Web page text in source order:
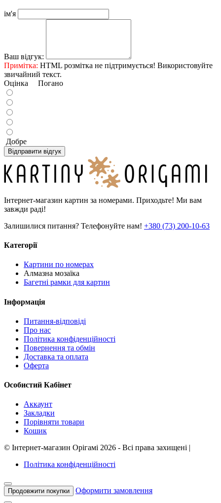
ім'я
Ваш відгук:
Примітка: HTML розмітка не підтримується! Використовуйте
звичайний текст.
Оцінка Погано
Добре
Відправити відгук
Інтернет-магазин картин за номерами. Приходьте! Ми вам
завжди раді!
Залишилися питання? Телефонуйте нам! +380 (73) 200-10-63
Категорії
Картини по номерах
Алмазна мозаїка
Багетні рамки для картин
Інформація
Питання-відповіді
Про нас
Політика конфіденційності
Повернення та обмін
Доставка та оплата
Оферта
Особистий Кабінет
Аккаунт
Закладки
Порівняти товари
Кошик
© Інтернет-магазин Орігамі 2026 - Всі права захищені
Політика конфіденційності
Продовжити покупки Оформити замовлення